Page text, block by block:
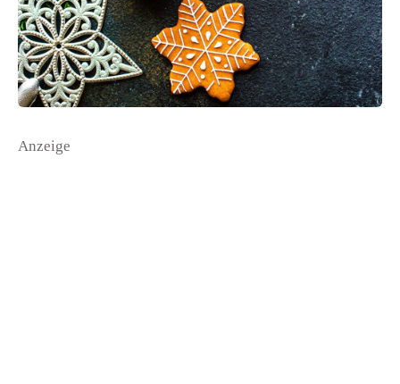
Anzeige